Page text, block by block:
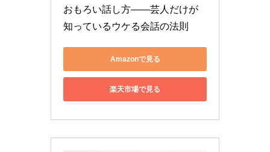
おもろい話し方――芸人だけが
知っているウケる会話の法則
Amazonで見る
楽天市場で見る